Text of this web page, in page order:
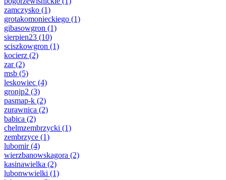
zamczysko (1)
grotakomonieckiego (1)
gibasowgron (1)
sierpien23 (10)
sciszkowgron (1)
kocierz (2)
zar(2)
msb (5)
leskowiec (4)
gronjp2 (3)
pasmap-k (2)
zurawnica (2)
babica (2)
chelmzembrzycki (1)
zembrzyce (1)
lubomir(4)
wierzbanowskagora (2)
kasinawielka (2)
lubonwwielki (1)